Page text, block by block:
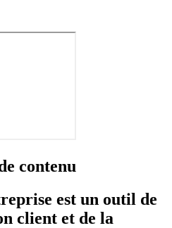
contenu
est un outil de
client et de la